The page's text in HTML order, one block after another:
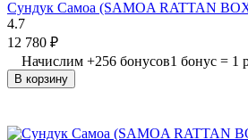
Сундук Самоа (SAMOA RATTAN
4.7
12 780 ₽
Начислим +256 бонусов1 бонус = 1
В корзину